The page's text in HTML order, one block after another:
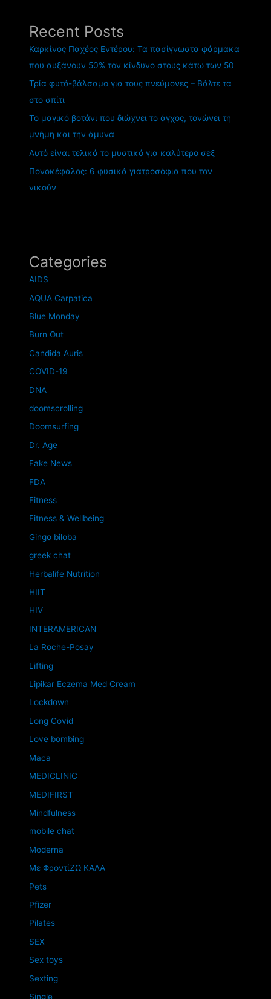
Recent Posts
Καρκίνος Παχέος Εντέρου: Τα πασίγνωστα φάρμακα
που αυξάνουν 50% τον κίνδυνο στους κάτω των 50
Τρία φυτά-βάλσαμο για τους πνεύμονες – Βάλτε τα
στο σπίτι
Το μαγικό βοτάνι που διώχνει το άγχος, τονώνει τη
μνήμη και την άμυνα
Αυτό είναι τελικά το μυστικό για καλύτερο σεξ
Πονοκέφαλος: 6 φυσικά γιατροσόφια που τον
νικούν
Categories
AIDS
AQUA Carpatica
Blue Monday
Burn Out
Candida Auris
COVID-19
DNA
doomscrolling
Doomsurfing
Dr. Age
Fake News
FDA
Fitness
Fitness & Wellbeing
Gingo biloba
greek chat
Herbalife Nutrition
HIIT
HIV
INTERAMERICAN
La Roche-Posay
Lifting
Lipikar Eczema Med Cream
Lockdown
Long Covid
Love bombing
Maca
MEDICLINIC
MEDIFIRST
Mindfulness
mobile chat
Moderna
Mε ΦροντίΖΩ ΚΑΛΑ
Pets
Pfizer
Pilates
SEX
Sex toys
Sexting
Single